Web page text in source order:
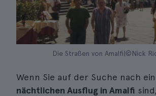
Die Straßen von Amalfi|©Nick
Wenn Sie auf der Suche nach
nächtlichen Ausflug in Amalfi